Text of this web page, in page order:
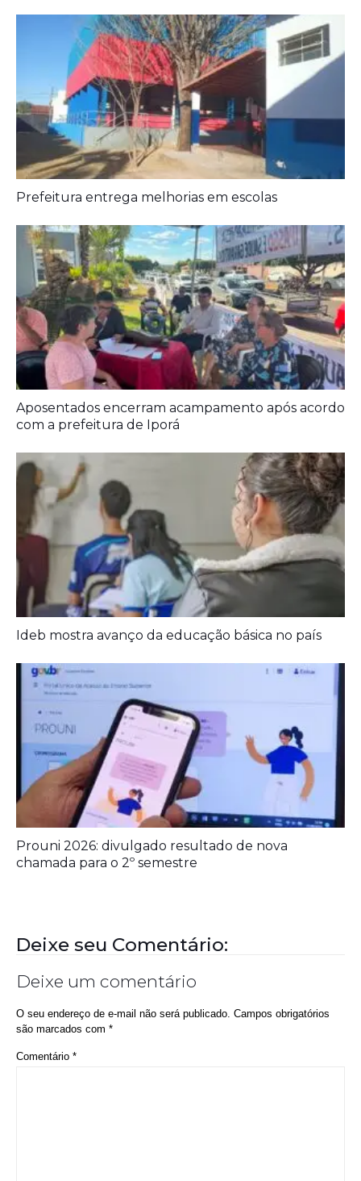
Prefeitura entrega melhorias em escolas
Aposentados encerram acampamento após acordo
com a prefeitura de Iporá
Ideb mostra avanço da educação básica no país
Prouni 2026: divulgado resultado de nova
chamada para o 2º semestre
Deixe seu Comentário:
Deixe um comentário
O seu endereço de e-mail não será publicado. Campos obrigatórios
são marcados com *
Comentário *